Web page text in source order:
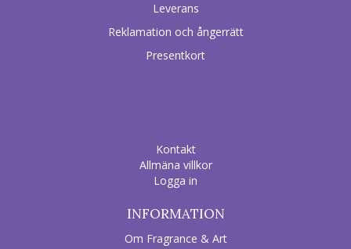
Leverans
Reklamation och ångerrätt
Presentkort
Kontakt
Allmäna villkor
Logga in
INFORMATION
Om Fragrance & Art